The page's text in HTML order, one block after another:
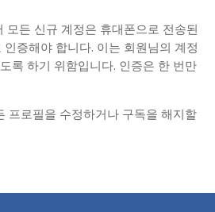
모든 신규 계정은 휴대폰으로 전송된
증해야 합니다. 이는 회원님의 계정
록 하기 위함입니다. 인증은 한 번만
프로필을 수정하거나 구독을 해지할